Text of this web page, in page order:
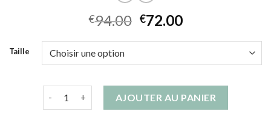
€94.00 €72.00
Taille
AJOUTER AU PANIER